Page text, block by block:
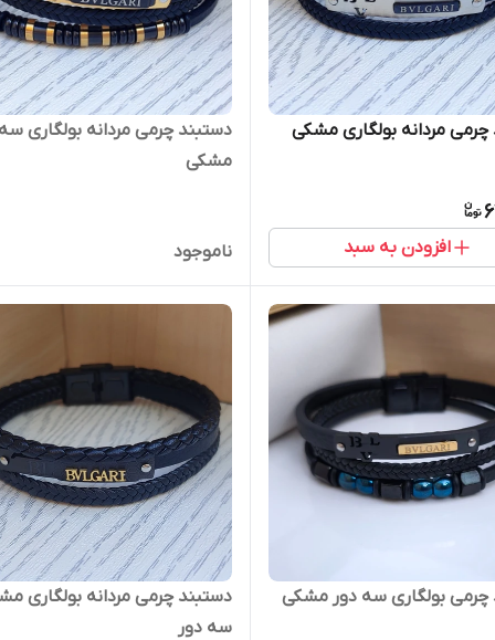
چرمی مردانه بولگاری مشکی
افزودن به سبد
دستبند چرمی مردانه بولگاری
مشکی
ناموجود
چرمی بولگاری سه دور مشکی
دستبند چرمی مردانه بولگاری
سه دور